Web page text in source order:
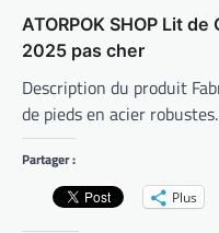
ATORPOK SHOP Lit
2025 pas cher
Description du produit
de pieds en acier
Partager :
Plus